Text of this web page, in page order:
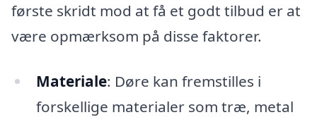
første skridt mod at få et godt tilbud er at
være opmærksom på disse faktorer.
Materiale: Døre kan fremstilles i
forskellige materialer som træ, metal